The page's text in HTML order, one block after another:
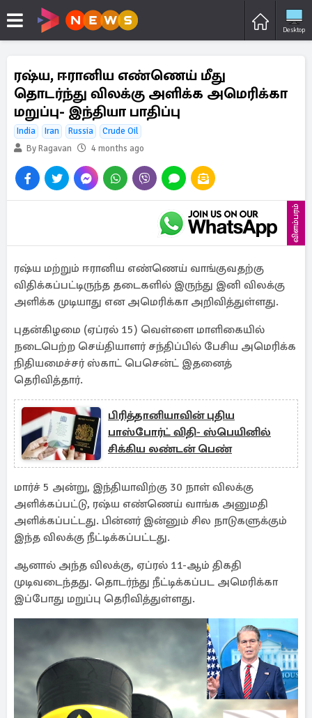
Desktop
ரஷ்ய, ஈரானிய எண்ணெய் மீது
தொடர்ந்து விலக்கு அளிக்க அமெரிக்கா
மறுப்பு- இந்தியா பாதிப்பு
India Iran Russia
Crude Oil
By Ragavan
4 months ago
விளம்பரம்
ரஷ்ய மற்றும் ஈரானிய எண்ணெய் வாங்குவதற்கு
விதிக்கப்பட்டிருந்த தடைகளில் இருந்து இனி விலக்கு
அளிக்க முடியாது என அமெரிக்கா அறிவித்துள்ளது.
புதன்கிழமை (ஏப்ரல் 15) வெள்ளை மாளிகையில்
நடைபெற்ற செய்தியாளர் சந்திப்பில் பேசிய அமெரிக்க
நிதியமைச்சர் ஸ்காட் பெசென்ட் இதனைத்
தெரிவித்தார்.
பிரித்தானியாவின் புதிய
பாஸ்போர்ட் விதி- ஸ்பெயினில்
சிக்கிய லண்டன் பெண்
மார்ச் 5 அன்று, இந்தியாவிற்கு 30 நாள் விலக்கு
அளிக்கப்பட்டு, ரஷ்ய எண்ணெய் வாங்க அனுமதி
அளிக்கப்பட்டது. பின்னர் இன்னும் சில நாடுகளுக்கும்
இந்த விலக்கு நீட்டிக்கப்பட்டது.
ஆனால் அந்த விலக்கு, ஏப்ரல் 11-ஆம் திகதி
முடிவடைந்தது. தொடர்ந்து நீட்டிக்கப்பட அமெரிக்கா
இப்போது மறுப்பு தெரிவித்துள்ளது.